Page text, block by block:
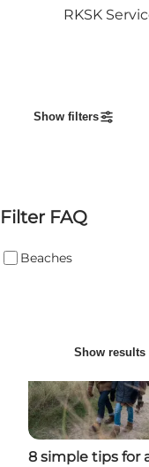
RKSK
Show filters
Filter FAQ
Beaches
Show results
8 simple tips for